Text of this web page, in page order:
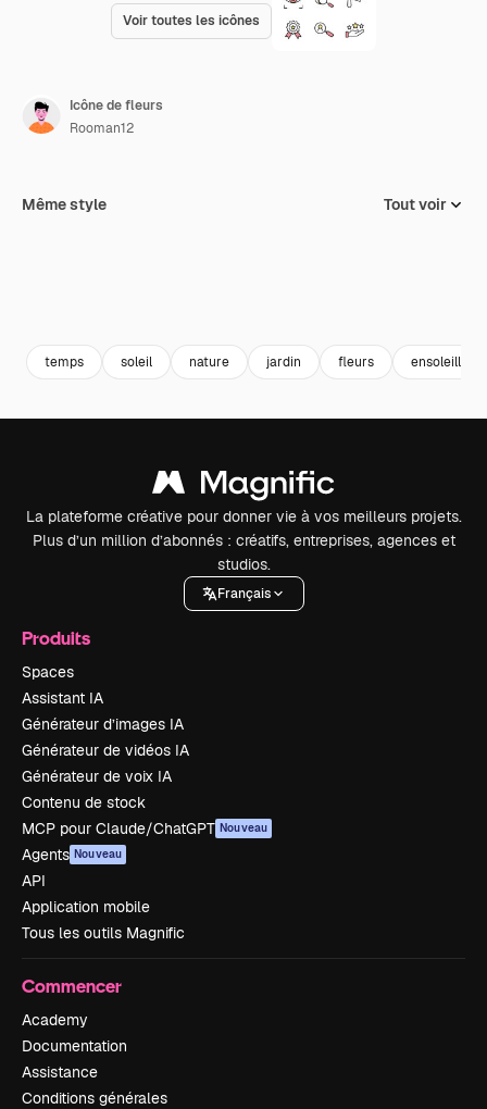
Voir toutes les icônes
Icône de fleurs
Rooman12
Même style Tout voir
temps soleil nature jardin fleurs ensoleillé
La plateforme créative pour donner vie à vos meilleurs projets.
Plus d’un million d’abonnés : créatifs, entreprises, agences et
studios.
Français
Produits
Spaces
Assistant IA
Générateur d’images IA
Générateur de vidéos IA
Générateur de voix IA
Contenu de stock
MCP pour Claude/ChatGPT Nouveau
Agents Nouveau
API
Application mobile
Tous les outils Magnific
Commencer
Academy
Documentation
Assistance
Conditions générales